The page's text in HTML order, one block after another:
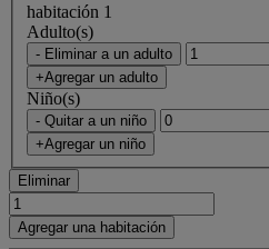
habitación 1
Adulto(s)
- Eliminar a un adulto
+Agregar un adulto
Niño(s)
- Quitar a un niño
+Agregar un niño
Eliminar
Agregar una habitación